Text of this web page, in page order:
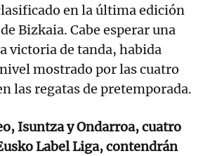
en la última edición
Bizkaia. Cabe esperar una
victoria de tanda, habida
mostrado por las cuatro
las regatas de pretemporada.
Isuntza y Ondarroa, cuatro
Label Liga, contendrán